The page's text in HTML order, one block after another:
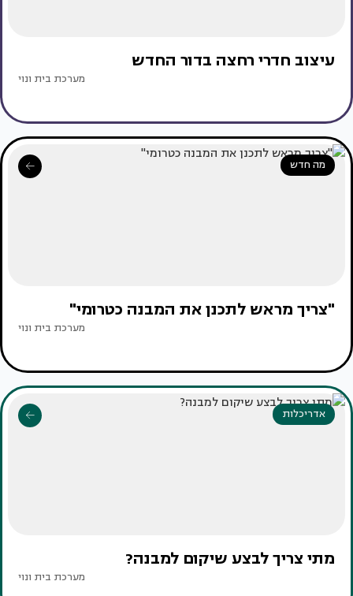
עיצוב חדרי רחצה בדור החדש
מערכת בית ונוי
מה חדש
"צריך מראש לתכנן את המבנה כטרומי"
מערכת בית ונוי
אדריכלות
מתי צריך לבצע שיקום למבנה?
מערכת בית ונוי